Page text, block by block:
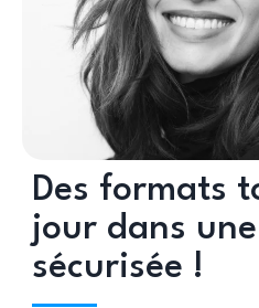
Des formats
jour dans
sécurisée !